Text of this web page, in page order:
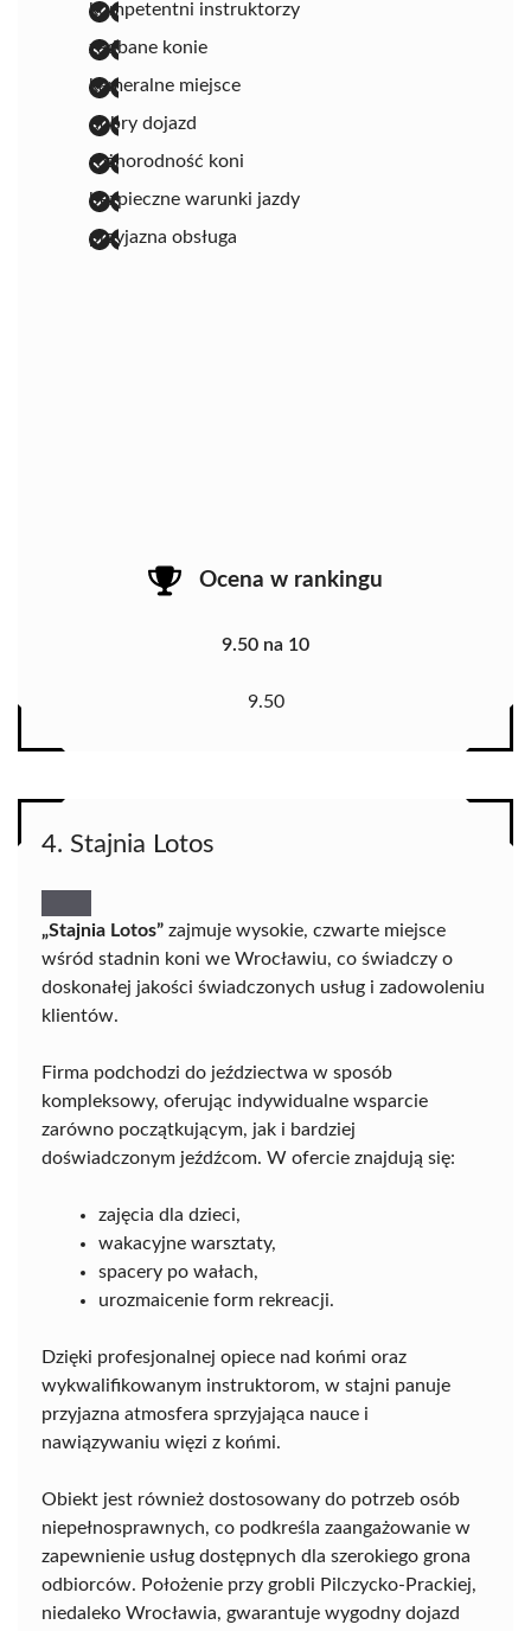
kompetentni instruktorzy
zadbane konie
kameralne miejsce
dobry dojazd
różnorodność koni
bezpieczne warunki jazdy
przyjazna obsługa
Ocena w rankingu
9.50 na 10
9.50
4. Stajnia Lotos
„Stajnia Lotos” zajmuje wysokie, czwarte miejsce
wśród stadnin koni we Wrocławiu, co świadczy o
doskonałej jakości świadczonych usług i zadowoleniu
klientów.
Firma podchodzi do jeździectwa w sposób
kompleksowy, oferując indywidualne wsparcie
zarówno początkującym, jak i bardziej
doświadczonym jeźdźcom. W ofercie znajdują się:
zajęcia dla dzieci,
wakacyjne warsztaty,
spacery po wałach,
urozmaicenie form rekreacji.
Dzięki profesjonalnej opiece nad końmi oraz
wykwalifikowanym instruktorom, w stajni panuje
przyjazna atmosfera sprzyjająca nauce i
nawiązywaniu więzi z końmi.
Obiekt jest również dostosowany do potrzeb osób
niepełnosprawnych, co podkreśla zaangażowanie w
zapewnienie usług dostępnych dla szerokiego grona
odbiorców. Położenie przy grobli Pilczycko-Prackiej,
niedaleko Wrocławia, gwarantuje wygodny dojazd